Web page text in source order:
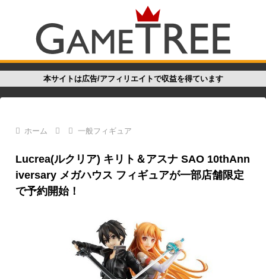
本サイトは広告/アフィリエイトで収益を得ています
ホーム 一般フィギュア
Lucrea(ルクリア) キリト＆アスナ SAO 10thAnn
iversary メガハウス フィギュアが一部店舗限定
で予約開始！